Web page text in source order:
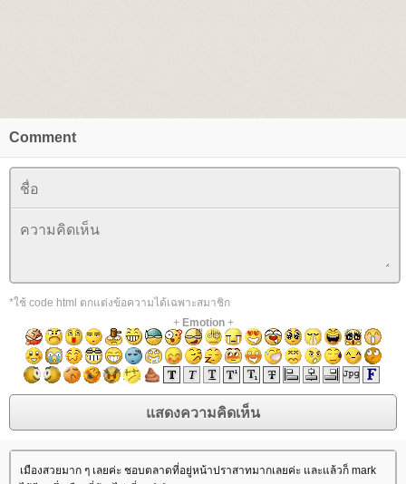
Comment
*ใช้ code html ตกแต่งข้อความได้เฉพาะสมาชิก
+ Emotion+
เมืองสวยมาก ๆ เลยค่ะ ชอบตลาดที่อยู่หน้าปราสาทมากเลยค่ะ และแล้วก็ mark